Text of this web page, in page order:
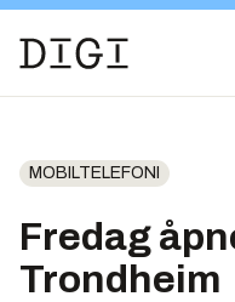
MOBILTELEFONI
Fredag
Trondheim